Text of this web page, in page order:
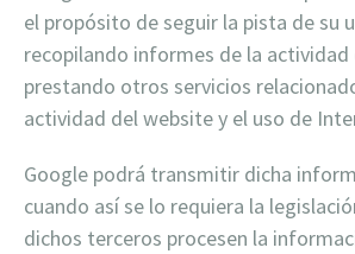
el propósito de seguir la pista de su
recopilando informes de la
prestando otros servicios
actividad del website y el uso de
Google podrá transmitir dicha
cuando así se lo requiera la
dichos terceros procesen la